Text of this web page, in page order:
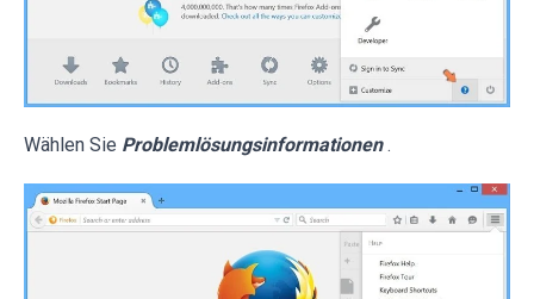
Wählen Sie Problemlösungsinformationen .